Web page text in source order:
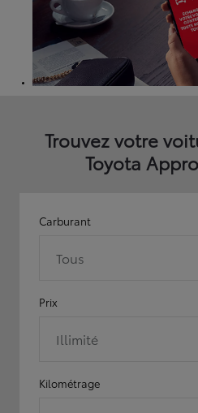
Trouvez votre
Toyota
Carburant
Tous
Prix
Illimité
Kilométrage